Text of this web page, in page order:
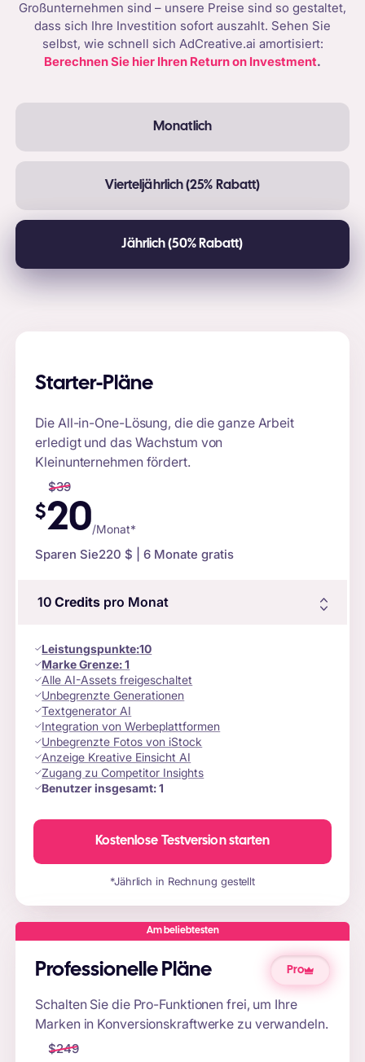
Großunternehmen sind – unsere Preise sind so gestaltet,
dass sich Ihre Investition sofort auszahlt. Sehen Sie
selbst, wie schnell sich AdCreative.ai amortisiert:
Berechnen Sie hier Ihren Return on Investment.
Monatlich
Vierteljährlich (25% Rabatt)
Jährlich (50% Rabatt)
Starter-Pläne
Die All-in-One-Lösung, die die ganze Arbeit
erledigt und das Wachstum von
Kleinunternehmen fördert.
$39
$20/Monat*
Sparen Sie220 $ | 6 Monate gratis
10 Creditspro Monat
Leistungspunkte:10
Marke Grenze:1
Alle AI-Assets freigeschaltet
Unbegrenzte Generationen
Textgenerator AI
Integration von Werbeplattformen
Unbegrenzte Fotos von iStock
Anzeige Kreative Einsicht AI
Zugang zu Competitor Insights
Benutzer insgesamt:1
Kostenlose Testversion starten
*Jährlich in Rechnung gestellt
Am beliebtesten
Professionelle Pläne Pro
Schalten Sie die Pro-Funktionen frei, um Ihre
Marken in Konversionskraftwerke zu verwandeln.
$249